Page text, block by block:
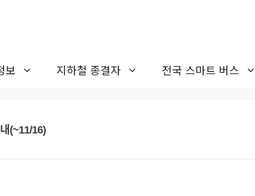
보 지하철 종결자 전국 스마트 버스
(~11/16)